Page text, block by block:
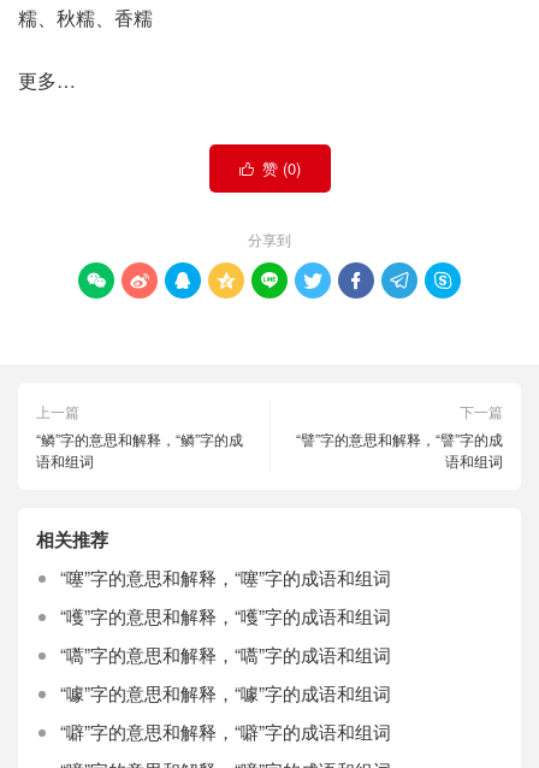
糯、秋糯、香糯
更多…
 赞 (0)
分享到
        
上一篇
“鳞”字的意思和解释，“鳞”字的成
语和组词
下一篇
“譬”字的意思和解释，“譬”字的成
语和组词
相关推荐
“噻”字的意思和解释，“噻”字的成语和组词
“嚄”字的意思和解释，“嚄”字的成语和组词
“嚆”字的意思和解释，“嚆”字的成语和组词
“噱”字的意思和解释，“噱”字的成语和组词
“噼”字的意思和解释，“噼”字的成语和组词